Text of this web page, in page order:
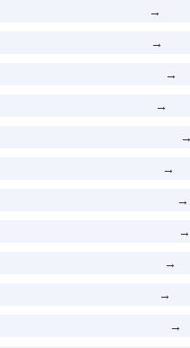
→
→
→
→
→
→
→
→
→
→
→